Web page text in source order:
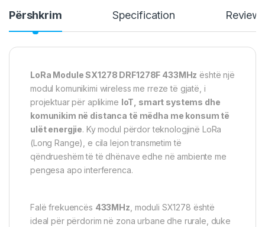
Përshkrim Specification
LoRa Module SX1278 DRF1278F 433MHz është një
modul komunikimi wireless me rreze të gjatë, i
projektuar për aplikime IoT, smart systems dhe
komunikim në distanca të mëdha me konsum të
ulët energjie. Ky modul përdor teknologjinë LoRa
(Long Range), e cila lejon transmetim të
qëndrueshëm të të dhënave edhe në ambiente me
pengesa apo interferenca.
Falë frekuencës 433MHz, moduli SX1278 është
ideal për përdorim në zona urbane dhe rurale, duke